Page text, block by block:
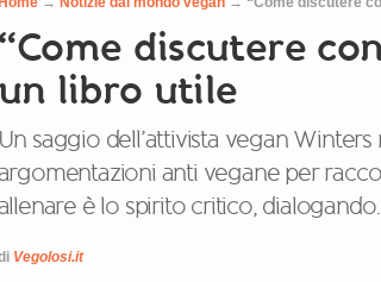
“Come discutere
un libro utile
Un saggio dell’attivista vegan
anti vegane per
è lo spirito critico, dialogando.
Vegolosi.it